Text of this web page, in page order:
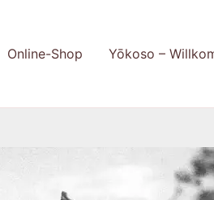
Online-Shop Yōkoso –